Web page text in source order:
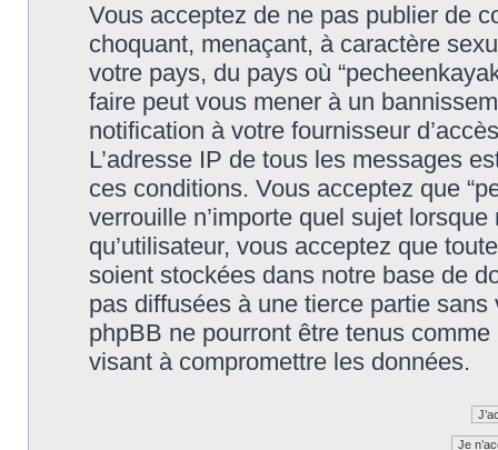
Vous acceptez de ne pas publier de
choquant, menaçant, à caractère
votre pays, du pays où
faire peut vous mener à un
notification à votre fournisseur
L’adresse IP de tous les messages
ces conditions. Vous acceptez que
verrouille n’importe quel sujet
qu’utilisateur, vous acceptez que
soient stockées dans notre base de
pas diffusées à une tierce partie sans
phpBB ne pourront être tenus
visant à compromettre les données.